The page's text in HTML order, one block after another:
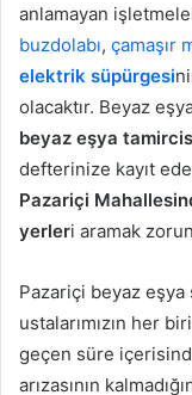
anlamayan
buzdolabı, çamaşır
elektrik süpürgesi
olacaktır. Beyaz
beyaz eşya
defterinize kayıt
Pazariçi
yerleri aramak
Pazariçi beyaz
ustalarımızın her
geçen süre
arızasının